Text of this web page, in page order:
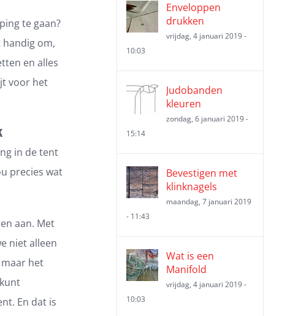
te gaan?
om,
en alles
voor het
in de tent
precies wat
aan. Met
niet alleen
het
En dat is
Enveloppen
drukken
vrijdag, 4 januari 2019 -
10:03
Judobanden
kleuren
zondag, 6 januari 2019 -
15:14
Bevestigen met
klinknagels
maandag, 7 januari 2019
- 11:43
Wat is een
Manifold
vrijdag, 4 januari 2019 -
10:03